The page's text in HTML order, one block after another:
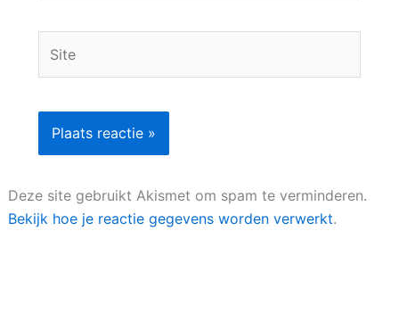
Deze site gebruikt Akismet om spam te verminderen.
Bekijk hoe je reactie gegevens worden verwerkt.